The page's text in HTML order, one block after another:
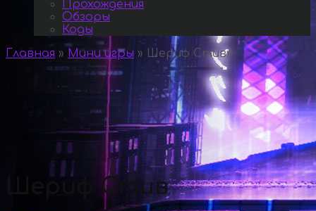
Прохождения
Обзоры
Коды
Главная » Мини игры » Шериф Стив»
Шериф Стив